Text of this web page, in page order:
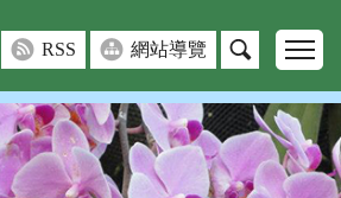
RSS 網站導覽